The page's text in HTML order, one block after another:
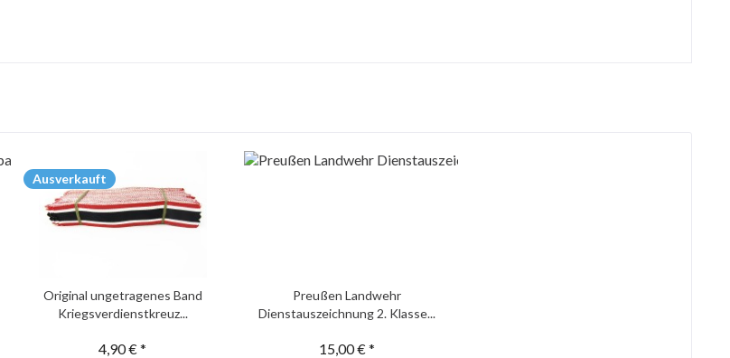
Ausverkauft
Original ungetragenes Band
Kriegsverdienstkreuz...
4,90 € *
Preußen Landwehr
Dienstauszeichnung 2. Klasse...
15,00 € *